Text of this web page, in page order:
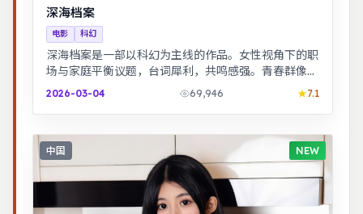
深海档案
电影 科幻
深海档案是一部以科幻为主线的作品。女性视角下的职
场与家庭平衡议题，台词犀利，共鸣感强。青春群像刻
画校园与初入社会的迷茫，细腻温暖。
2026-03-04 69,946 7.1
中国 NEW